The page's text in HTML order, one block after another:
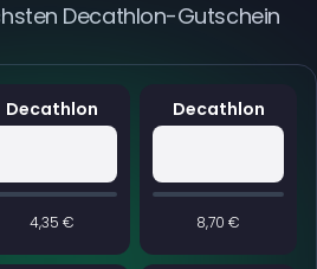
Decathlon
4,35 €
Decathlon
8,70 €
Decathlon-Gutschein